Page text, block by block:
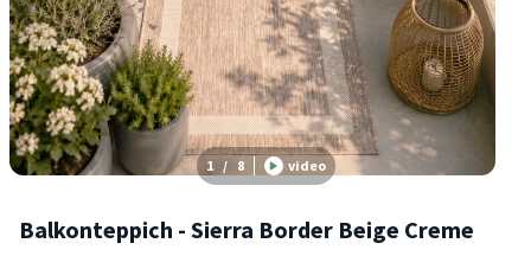
1 / 8 video
Balkonteppich - Sierra Border Beige Creme